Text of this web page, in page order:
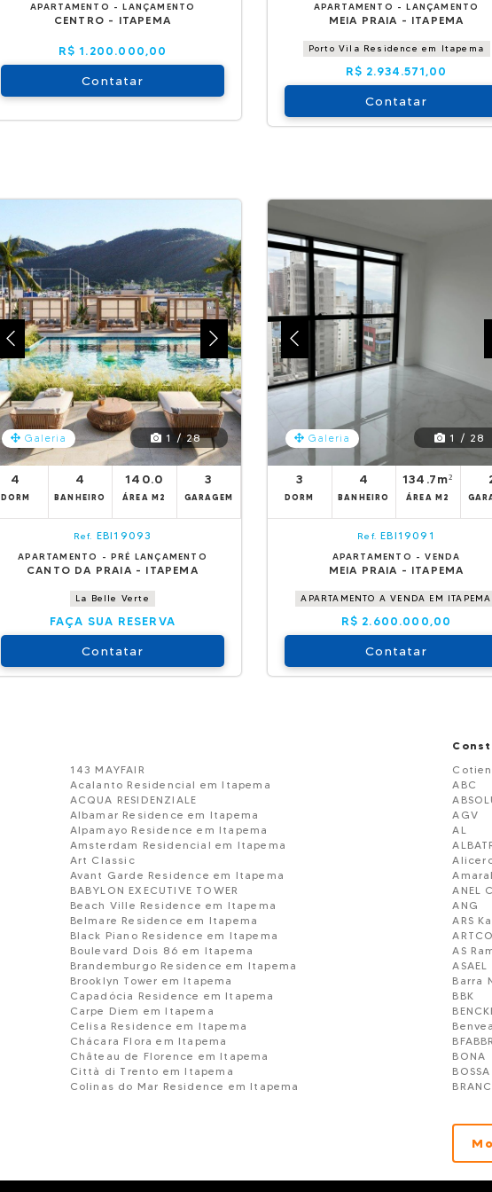
APARTAMENTO - LANÇAMENTO
CENTRO - ITAPEMA
R$ 1.200.000,00
Contatar
APARTAMENTO - LANÇAMENTO
MEIA PRAIA - ITAPEMA
Porto Vila Residence em Itapema
R$ 2.934.571,00
Contatar
Galeria 1 / 28
4
DORM
4
BANHEIRO
140.0
ÁREA M2
3
GARAGEM
Ref. EBI19093
APARTAMENTO - PRÉ LANÇAMENTO
CANTO DA PRAIA - ITAPEMA
La Belle Verte
FAÇA SUA RESERVA
Contatar
Galeria 1 / 28
3
DORM
4
BANHEIRO
134.7m²
ÁREA M2
Ref. EBI19091
APARTAMENTO - VENDA
MEIA PRAIA - ITAPEMA
APARTAMENTO A VENDA EM ITAPEMA
R$ 2.600.000,00
Contatar
143 MAYFAIR
Acalanto Residencial em Itapema
ACQUA RESIDENZIALE
Albamar Residence em Itapema
Alpamayo Residence em Itapema
Amsterdam Residencial em Itapema
Art Classic
Avant Garde Residence em Itapema
BABYLON EXECUTIVE TOWER
Beach Ville Residence em Itapema
Belmare Residence em Itapema
Black Piano Residence em Itapema
Boulevard Dois 86 em Itapema
Brandemburgo Residence em Itapema
Brooklyn Tower em Itapema
Capadócia Residence em Itapema
Carpe Diem em Itapema
Celisa Residence em Itapema
Chácara Flora em Itapema
Château de Florence em Itapema
Città di Trento em Itapema
Colinas do Mar Residence em Itapema
ABC
AGV
AL
Amaral
ANEL
ANG
ARS
AS
ASAEL
Barra
BBK
BONA
BOSSA
CBRL
CIBEA